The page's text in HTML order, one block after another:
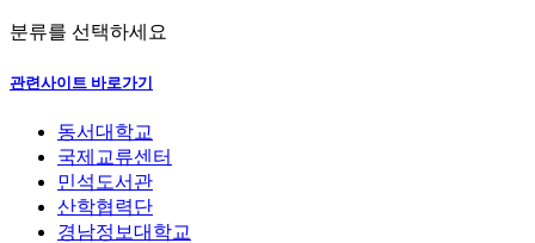
분류를 선택하세요
관련사이트 바로가기
동서대학교
국제교류센터
민석도서관
산학협력단
경남정보대학교